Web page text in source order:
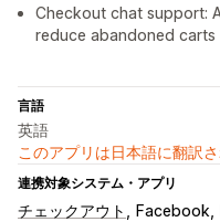
Checkout chat support:
reduce abandoned carts
言語
英語
このアプリは日本語に翻訳
連携対象システム・アプリ
チェックアウト Facebook